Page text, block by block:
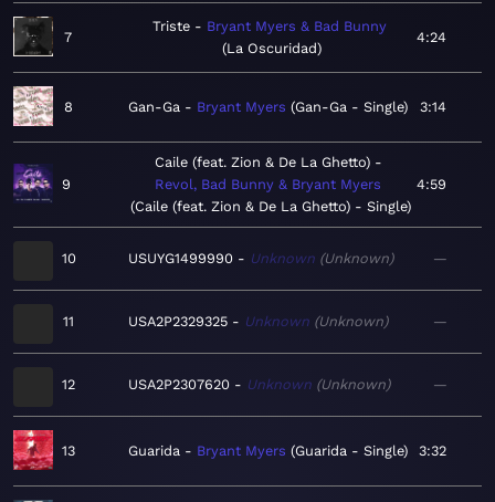
7
Triste
Bryant Myers & Bad Bunny
La Oscuridad
4:24
8 Gan-Ga Bryant Myers Gan-Ga - Single 3:14
9
Caile (feat. Zion & De La Ghetto)
Revol, Bad Bunny & Bryant Myers
Caile (feat. Zion & De La Ghetto) - Single
4:59
10 USUYG1499990 Unknown Unknown —
11 USA2P2329325 Unknown Unknown —
12 USA2P2307620 Unknown Unknown —
13 Guarida Bryant Myers Guarida - Single 3:32